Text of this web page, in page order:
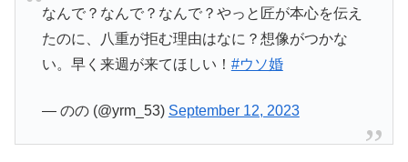
なんで？なんで？なんで？やっと匠が本心を伝え
たのに、八重が拒む理由はなに？想像がつかな
い。早く来週が来てほしい！ #ウソ婚
— のの (@yrm_53) September 12, 2023